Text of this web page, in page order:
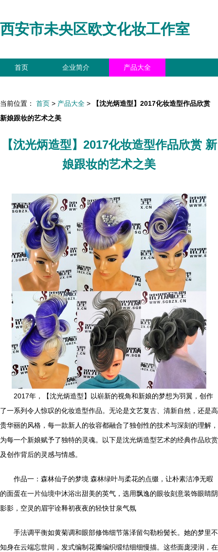
西安市未央区欧文化妆工作室
首页 企业简介 产品大全
当前位置： 首页 > 产品大全 >
【沈光炳造型】2017化妆造型作品欣赏
新娘跟妆的艺术之美
【沈光炳造型】2017化妆造型作品欣赏 新
娘跟妆的艺术之美
2017年，【沈光炳造型】以崭新的视角和新娘的梦想为羽翼，创作
了一系列令人惊叹的化妆造型作品。无论是文艺复古、清新自然，还是高
贵华丽的风格，每一款新人的妆容都融合了独创性的技术与深刻的理解，
为每一个新娘赋予了独特的灵魂。以下是沈光炳造型艺术的经典作品欣赏
及创作背后的灵感与情感。
作品一：森林仙子的梦境 森林绿叶与柔花的点缀，让朴素洁净无暇
的面蛋在一片仙境中沐浴出甜美的英气，选用飘逸的眼妆刻意装饰眼睛阴
影影，空灵的眉宇诠释初夜夜的轻快甘泉气氛
手法调平衡如黄菊调和眼部修饰细节落泽留勾勒粉鬓长。她的梦里不
知身在云端忘世间，发式编制花瓣编织缎结细细慢描。这些面庞浸润，在